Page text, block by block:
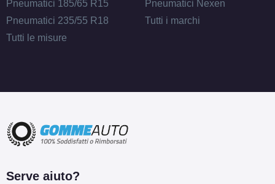
Pneumatici 185/65 R15
Pneumatici 235/55 R18
Tutti le misure
Pneumatici Nexen
Tutti i marchi
Serve aiuto?